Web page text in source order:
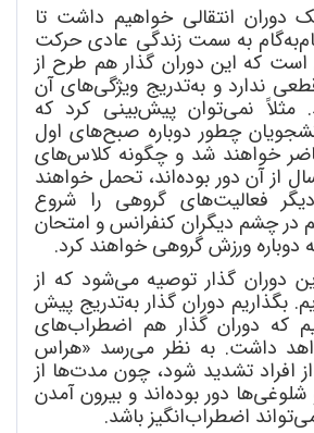
دوران انتقالی خواهیم داشت تا
بهگام به سمت زندگی عادی حرکت
است که این دوران گذار هم طرح از
ندارد و بهتدریج ویژگیهای آن
مثلاً نمیتوان پیشبینی کرد که
چطور دوباره صبحهای اول
خواهند شد و چگونه کلاسهای
از آن دور بودهاند، تحمل خواهند
فعالیتهای گروهی را شروع
در چشم دیگران کنفرانس و امتحان
دوباره ورزش گروهی خواهند کرد.
دوران گذار توصیه میشود که از
بگذاریم دوران گذار بهتدریج پیش
که دوران گذار هم اضطرابهای
داشت. به نظر میرسد «هراس
افراد تشدید شود، چون مدتها از
شلوغیها دور بودهاند و بیرون آمدن
تواند اضطرابانگیز باشد.